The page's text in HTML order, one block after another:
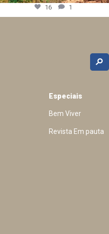
16 1
Especiais
Bem Viver
Revista Em pauta